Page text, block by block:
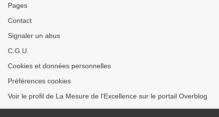
Pages
Contact
Signaler un abus
C.G.U.
Cookies et données personnelles
Préférences cookies
Voir le profil de La Mesure de l'Excellence sur le portail Overblog